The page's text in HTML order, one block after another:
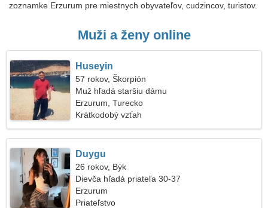
zoznamke Erzurum pre miestnych obyvateľov, cudzincov, turistov.
Muži a ženy online
Huseyin
57 rokov, Škorpión
Muž hľadá staršiu dámu
Erzurum, Turecko
Krátkodobý vzťah
Duygu
26 rokov, Býk
Dievča hľadá priateľa 30-37
Erzurum
Priateľstvo